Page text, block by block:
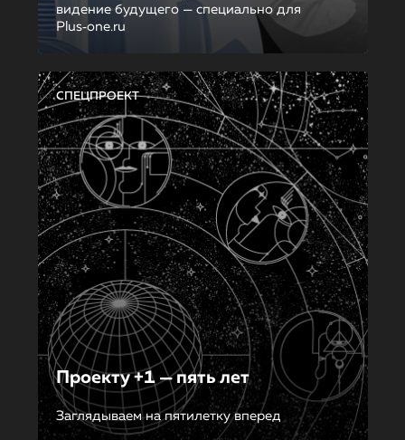
видение будущего — специально для
Plus‑one.ru
СПЕЦПРОЕКТ
Проекту +1 — пять лет
Заглядываем на пятилетку вперед